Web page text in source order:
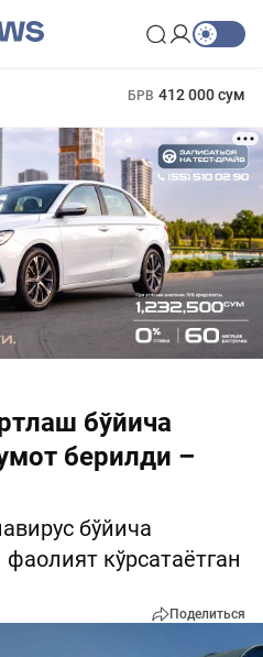
БРВ 412 000 сум
бўйича
берилди –
бўйича
кўрсатаётган
Поделиться